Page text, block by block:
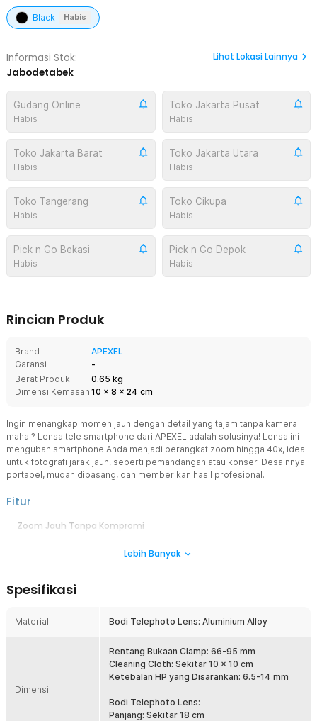
Black Habis
Informasi Stok:
Jabodetabek
Lihat Lokasi Lainnya
Gudang Online
Habis
Toko Jakarta Pusat
Habis
Toko Jakarta Barat
Habis
Toko Jakarta Utara
Habis
Toko Tangerang
Habis
Toko Cikupa
Habis
Pick n Go Bekasi
Habis
Pick n Go Depok
Habis
Rincian Produk
Brand
APEXEL
Garansi
-
Berat Produk
0.65 kg
Dimensi Kemasan 10 x 8 x 24 cm
Ingin menangkap momen jauh dengan detail yang tajam tanpa kamera
mahal? Lensa tele smartphone dari APEXEL adalah solusinya! Lensa ini
mengubah smartphone Anda menjadi perangkat zoom hingga 40x, ideal
untuk fotografi jarak jauh, seperti pemandangan atau konser. Desainnya
portabel, mudah dipasang, dan memberikan hasil profesional.
Fitur
Zoom Jauh Tanpa Kompromi
dari 5 M, memungkinkan Anda memotret objek jauh dengan detail
pemula yang ingin mencoba kemampuan zoom profesional.
Menggunakan 6 set lensa optik berkualitas 4K, lensa ini mampu
pecah meskipun di-zoom. Lapisan multilayer mampu mengurangi
pantulan cahaya, meningkatkan transmisi cahaya, mengurangi silau,
dan memberikan perlindungan ekstra terhadap goresan dan debu.
Pasang Berbagai Perangkat
Dirancang untuk 98% smartphone yang ada di pasaran,
Lebih Banyak
Spesifikasi
Material Bodi Telephoto Lens: Aluminium Alloy
Dimensi
Rentang Bukaan Clamp: 66-95 mm
Cleaning Cloth: Sekitar 10 x 10 cm
Ketebalan HP yang Disarankan: 6.5-14 mm
Bodi Telephoto Lens:
Panjang: Sekitar 18 cm